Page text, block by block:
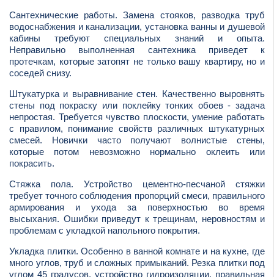
Сантехнические работы. Замена стояков, разводка труб
водоснабжения и канализации, установка ванны и душевой
кабины требуют специальных знаний и опыта.
Неправильно выполненная сантехника приведет к
протечкам, которые затопят не только вашу квартиру, но и
соседей снизу.
Штукатурка и выравнивание стен. Качественно выровнять
стены под покраску или поклейку тонких обоев - задача
непростая. Требуется чувство плоскости, умение работать
с правилом, понимание свойств различных штукатурных
смесей. Новички часто получают волнистые стены,
которые потом невозможно нормально оклеить или
покрасить.
Стяжка пола. Устройство цементно-песчаной стяжки
требует точного соблюдения пропорций смеси, правильного
армирования и ухода за поверхностью во время
высыхания. Ошибки приведут к трещинам, неровностям и
проблемам с укладкой напольного покрытия.
Укладка плитки. Особенно в ванной комнате и на кухне, где
много углов, труб и сложных примыканий. Резка плитки под
углом 45 градусов, устройство гидроизоляции, правильная